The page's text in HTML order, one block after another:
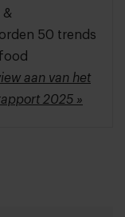
&
50 trends
aan van het
2025 »